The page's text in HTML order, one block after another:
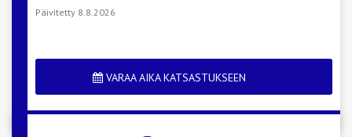
Päivitetty 8.8.2026
VARAA AIKA KATSASTUKSEEN